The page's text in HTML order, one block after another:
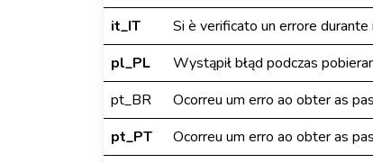
it_IT
Si è verificato un errore
pl_PL
Wystąpił błąd podczas
pt_BR
Ocorreu um erro ao obter as
pt_PT
Ocorreu um erro ao obter as